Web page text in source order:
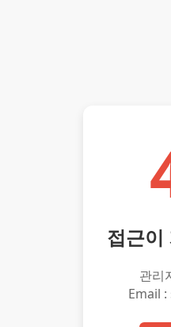
접근이
관리
Email